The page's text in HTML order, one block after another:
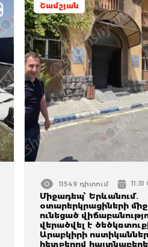
Շամշյան
11549 դիտում
Միջադեպ՝ Երևանում․
օտարերկրացիների
ունեցած
վերածվել է
Արաբկիրի
հետքերով